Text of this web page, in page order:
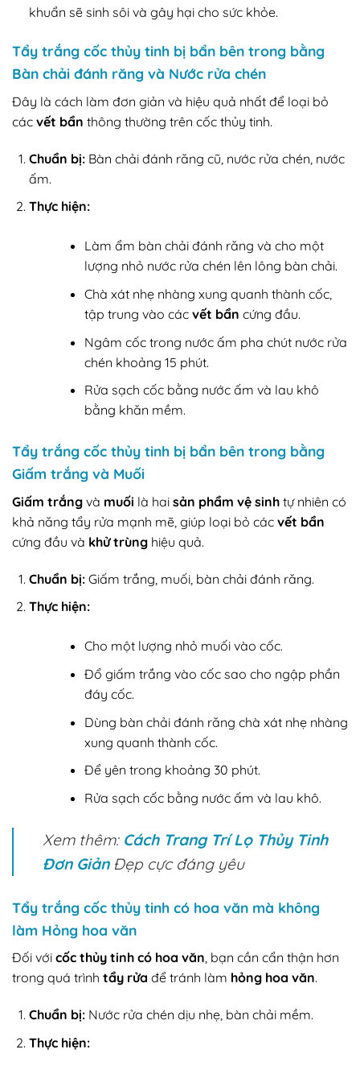
khuẩn sẽ sinh sôi và gây hại cho sức khỏe.
Tẩy trắng cốc thủy tinh bị bẩn bên trong bằng
Bàn chải đánh răng và Nước rửa chén
Đây là cách làm đơn giản và hiệu quả nhất để loại bỏ
các vết bẩn thông thường trên cốc thủy tinh.
Chuẩn bị:Bàn chải đánh răng cũ, nước rửa chén, nước
ấm.
Thực hiện:
Làm ẩm bàn chải đánh răng và cho một
lượng nhỏ nước rửa chén lên lông bàn chải.
Chà xát nhẹ nhàng xung quanh thành cốc,
tập trung vào các vết bẩn cứng đầu.
Ngâm cốc trong nước ấm pha chút nước rửa
chén khoảng 15 phút.
Rửa sạch cốc bằng nước ấm và lau khô
bằng khăn mềm.
Tẩy trắng cốc thủy tinh bị bẩn bên trong bằng
Giấm trắng và Muối
Giấm trắng và muối là hai sản phẩm vệ sinh tự nhiên có
khả năng tẩy rửa mạnh mẽ, giúp loại bỏ các vết bẩn
cứng đầu và khử trùng hiệu quả.
Chuẩn bị:Giấm trắng, muối, bàn chải đánh răng.
Thực hiện:
Cho một lượng nhỏ muối vào cốc.
Đổ giấm trắng vào cốc sao cho ngập phần
đáy cốc.
Dùng bàn chải đánh răng chà xát nhẹ nhàng
xung quanh thành cốc.
Để yên trong khoảng 30 phút.
Rửa sạch cốc bằng nước ấm và lau khô.
Xem thêm: Cách Trang Trí Lọ Thủy Tinh
Đơn GiảnĐẹp cực đáng yêu
Tẩy trắng cốc thủy tinh có hoa văn mà không
làm Hỏng hoa văn
Đối với cốc thủy tinh có hoa văn, bạn cần cẩn thận hơn
trong quá trình tẩy rửa để tránh làm hỏng hoa văn.
Chuẩn bị:Nước rửa chén dịu nhẹ, bàn chải mềm.
Thực hiện: